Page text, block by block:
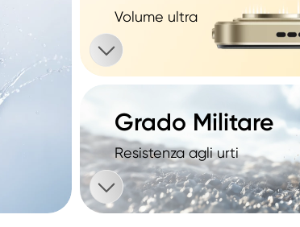
Resistenza agli urti
Grado Militare
Volume ultra